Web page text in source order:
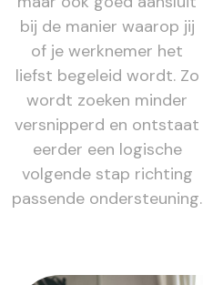
bij de manier waarop jij
of je werknemer het
liefst begeleid wordt. Zo
wordt zoeken minder
versnipperd en ontstaat
eerder een logische
volgende stap richting
passende ondersteuning.